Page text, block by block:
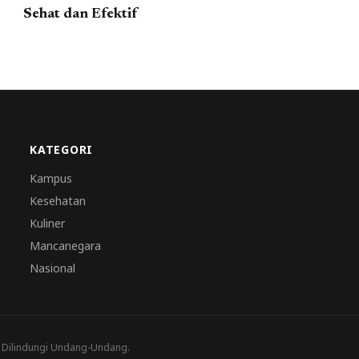
Sehat dan Efektif
KATEGORI
Kampus
Kesehatan
Kuliner
Mancanegara
Nasional
Undang-Undang.